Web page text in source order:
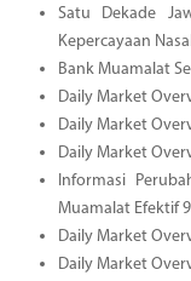
Satu Dekade
Kepercayaan
Bank Muamalat
Daily Market
Daily Market
Daily Market
Informasi
Muamalat Efektif
Daily Market
Daily Market